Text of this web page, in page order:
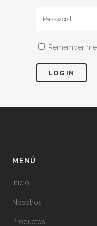
Remember me
MENÚ
Inicio
Nosotros
Productos